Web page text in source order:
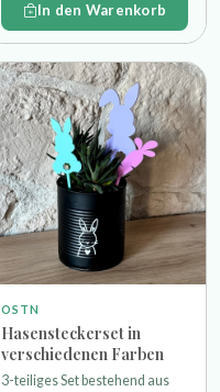
In den Warenkorb
OSTN
Hasensteckerset in
verschiedenen Farben
3-teiliges Set bestehend aus